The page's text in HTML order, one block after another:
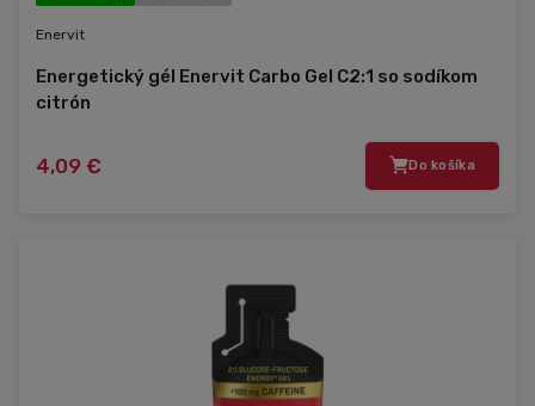
Enervit
Energetický gél Enervit Carbo Gel C2:1 so sodíkom
citrón
4,09 € Do košíka